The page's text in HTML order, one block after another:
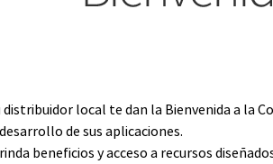
distribuidor local te dan la Bienvenida a la
de sus aplicaciones.
beneficios y acceso a recursos